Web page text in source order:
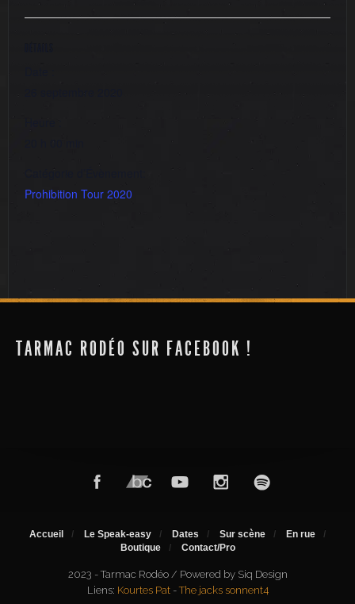
Catégorie d’Évènement:
Prohibition Tour 2020
TARMAC RODÉO SUR FACEBOOK !
Accueil Le Speak-easy Dates Sur scène
En rue
Boutique
Contact/Pro
2023 - Tarmac Rodéo / Powered by Siq Design
Liens: Kourtes Pat-The jacks sonnent4